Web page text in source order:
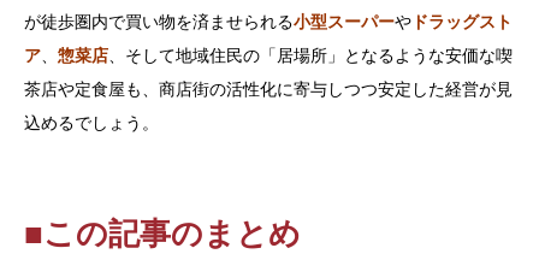
が徒歩圏内で買い物を済ませられる小型スーパーや ドラッグスト
ア、 惣菜店、そして地域住民の「居場所」となるような安価な喫
茶店や定食屋も、商店街の活性化に寄与しつつ安定した経営が見
込めるでしょう。
■この記事のまとめ